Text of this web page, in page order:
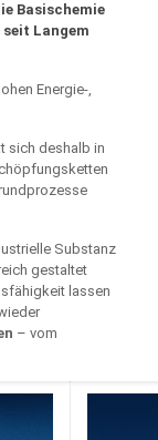
Basischemie
Langem
Energie‑,
sich deshalb in
Substanz
gestaltet
lassen
– vom